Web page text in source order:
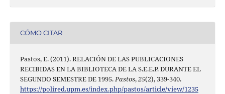
CÓMO CITAR
Pastos, E. (2011). RELACIÓN DE LAS PUBLICACIONES
RECIBIDAS EN LA BIBLIOTECA DE LA S.E.E.P. DURANTE EL
SEGUNDO SEMESTRE DE 1995.Pastos,25(2), 339-340.
https://polired.upm.es/index.php/pastos/article/view/1235